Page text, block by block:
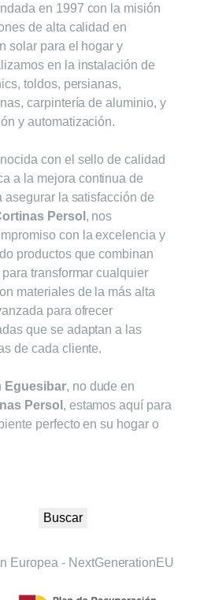
en 1997 con la misión
de alta calidad en
solar para el hogar y
en la instalación de
toldos, persianas,
carpintería de aluminio, y
y automatización.
con el sello de calidad
a la mejora continua de
asegurar la satisfacción de
Persol , nos
con la excelencia y
productos que combinan
transformar cualquier
materiales de la más alta
para ofrecer
que se adaptan a las
de cada cliente.
Eguesibar, no dude en
Persol , estamos aquí para
perfecto en su hogar o
Europea - NextGenerationEU